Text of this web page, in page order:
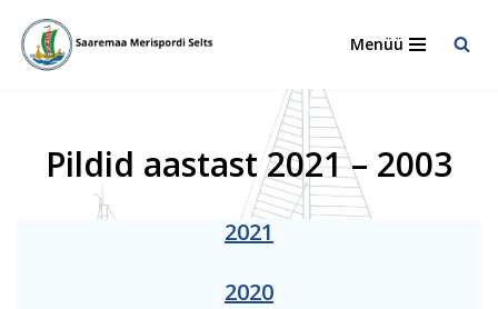
Skip
Menüü
Pildid aastast 2021 – 2003
2021
2020